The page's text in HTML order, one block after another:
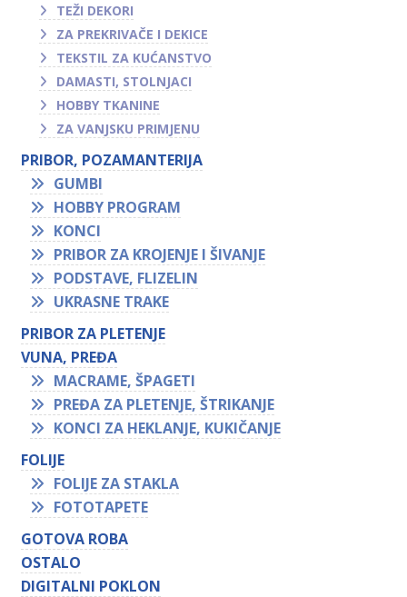
TEŽI DEKORI
ZA PREKRIVAČE I DEKICE
TEKSTIL ZA KUĆANSTVO
DAMASTI, STOLNJACI
HOBBY TKANINE
ZA VANJSKU PRIMJENU
PRIBOR, POZAMANTERIJA
GUMBI
HOBBY PROGRAM
KONCI
PRIBOR ZA KROJENJE I ŠIVANJE
PODSTAVE, FLIZELIN
UKRASNE TRAKE
PRIBOR ZA PLETENJE
VUNA, PREĐA
MACRAME, ŠPAGETI
PREĐA ZA PLETENJE, ŠTRIKANJE
KONCI ZA HEKLANJE, KUKIČANJE
FOLIJE
FOLIJE ZA STAKLA
FOTOTAPETE
GOTOVA ROBA
OSTALO
DIGITALNI POKLON